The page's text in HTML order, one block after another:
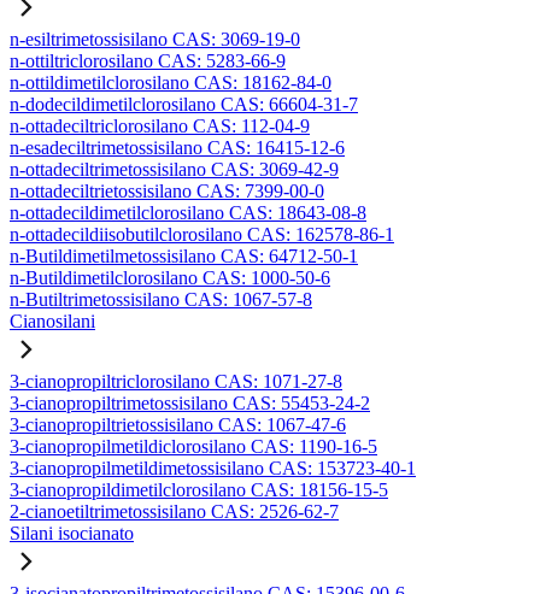
n-esiltrimetossisilano CAS: 3069-19-0
n-ottiltriclorosilano CAS: 5283-66-9
n-ottildimetilclorosilano CAS: 18162-84-0
n-dodecildimetilclorosilano CAS: 66604-31-7
n-ottadeciltriclorosilano CAS: 112-04-9
n-esadeciltrimetossisilano CAS: 16415-12-6
n-ottadeciltrimetossisilano CAS: 3069-42-9
n-ottadeciltrietossisilano CAS: 7399-00-0
n-ottadecildimetilclorosilano CAS: 18643-08-8
n-ottadecildiisobutilclorosilano CAS: 162578-86-1
n-Butildimetilmetossisilano CAS: 64712-50-1
n-Butildimetilclorosilano CAS: 1000-50-6
n-Butiltrimetossisilano CAS: 1067-57-8
Cianosilani
3-cianopropiltriclorosilano CAS: 1071-27-8
3-cianopropiltrimetossisilano CAS: 55453-24-2
3-cianopropiltrietossisilano CAS: 1067-47-6
3-cianopropilmetildiclorosilano CAS: 1190-16-5
3-cianopropilmetildimetossisilano CAS: 153723-40-1
3-cianopropildimetilclorosilano CAS: 18156-15-5
2-cianoetiltrimetossisilano CAS: 2526-62-7
Silani isocianato